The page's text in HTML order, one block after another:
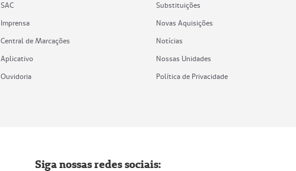
SAC
Imprensa
Central de Marcações
Aplicativo
Ouvidoria
Substituições
Novas Aquisições
Notícias
Nossas Unidades
Política de Privacidade
Siga nossas redes sociais: